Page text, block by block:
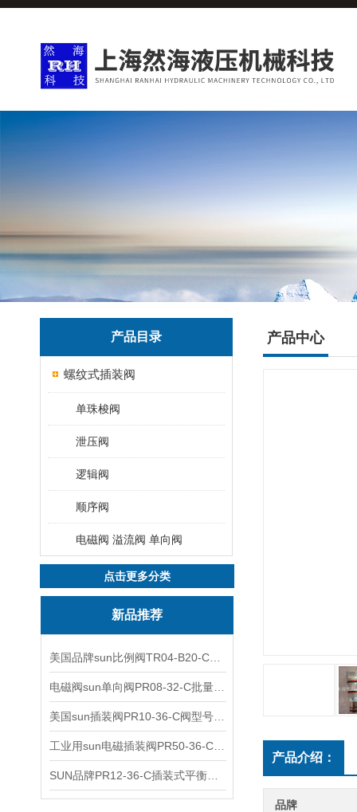
产品目录
螺纹式插装阀
单珠梭阀
泄压阀
逻辑阀
顺序阀
电磁阀 溢流阀 单向阀
点击更多分类
新品推荐
产品中心
产品介绍：
品牌